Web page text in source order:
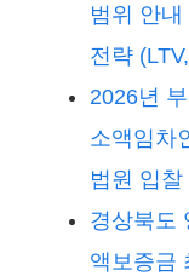
범위 안
전략
2026년
소액임차
법원 입
경상북도
액보증금